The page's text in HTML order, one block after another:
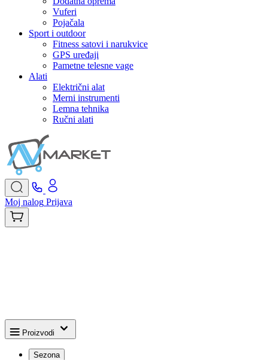
Vuferi
Pojačala
Sport i outdoor
Fitness satovi i narukvice
GPS uređaji
Pametne telesne vage
Alati
Električni alat
Merni instrumenti
Lemna tehnika
Ručni alati
Moj nalog Prijava
Proizvodi
Sezona